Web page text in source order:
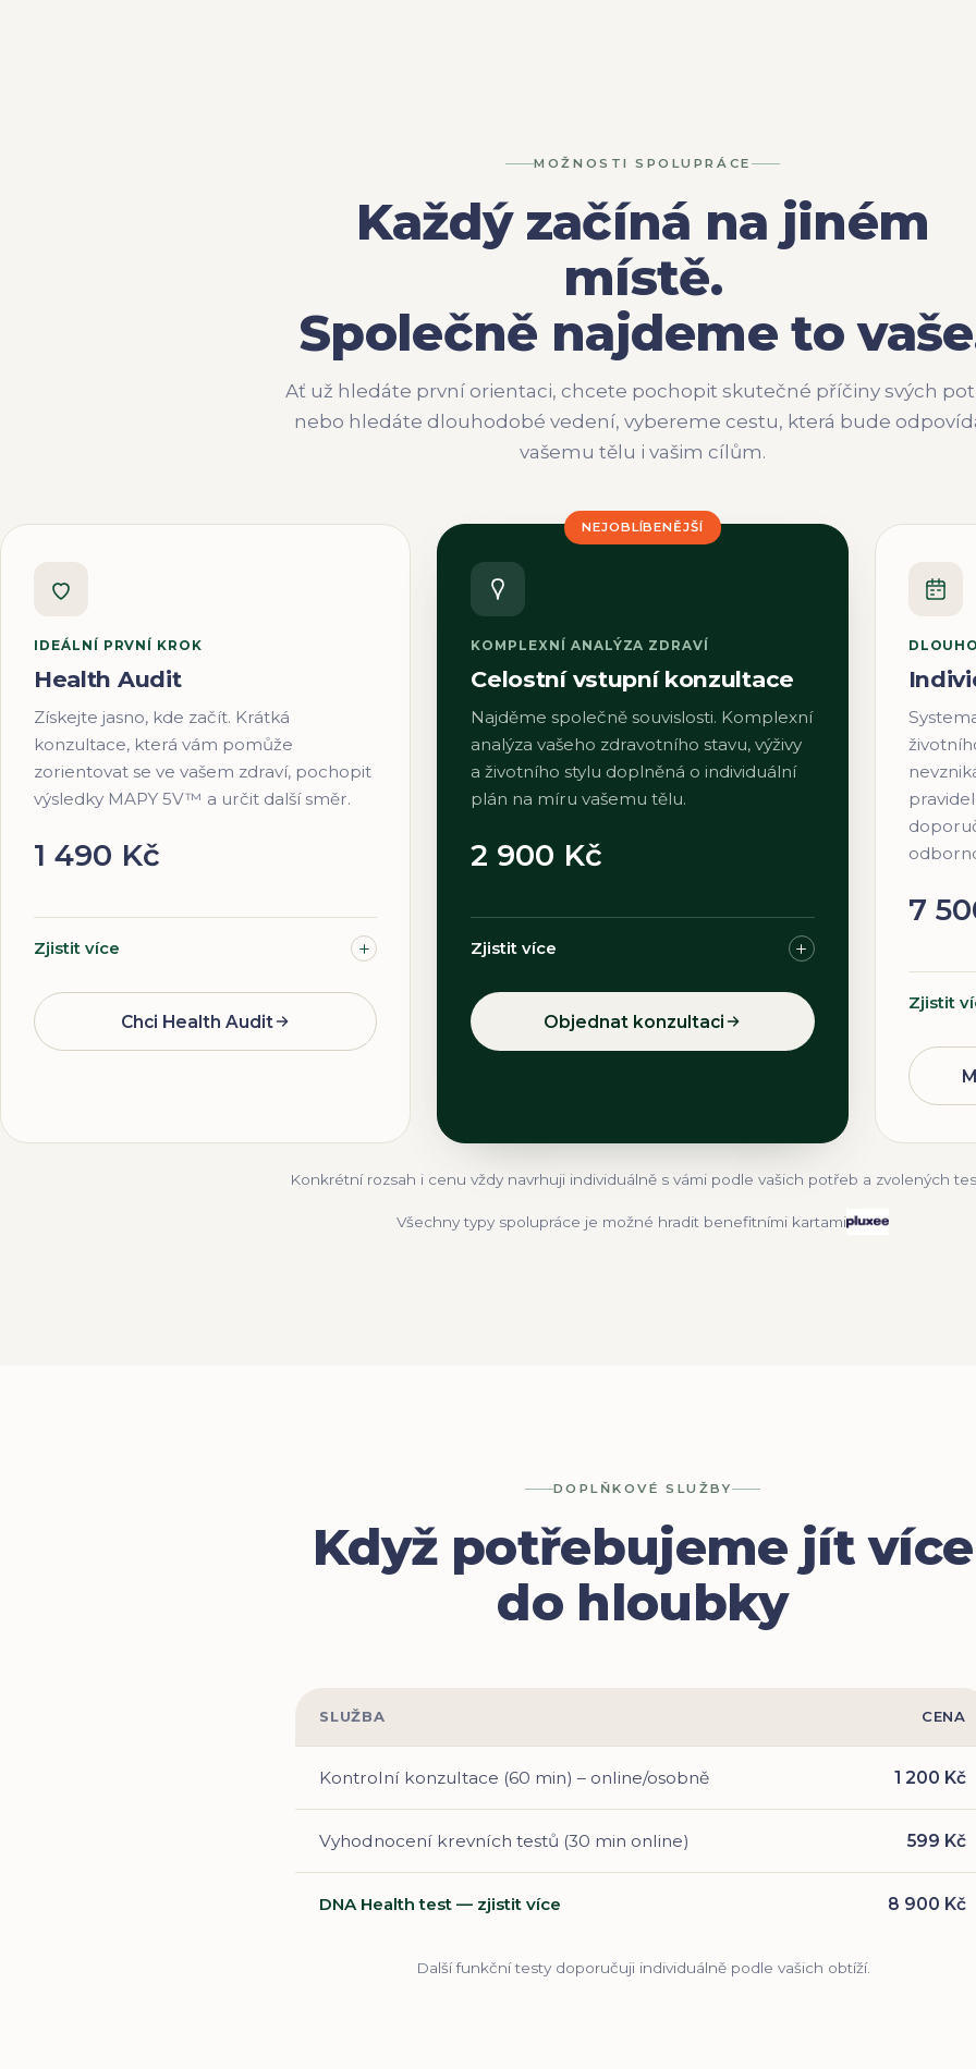
MOŽNOSTI SPOLUPRÁCE
Každý začíná na jiném
místě.
Společně najdeme to
Ať už hledáte první orientaci, chcete pochopit skutečné příčiny svých
nebo hledáte dlouhodobé vedení, vybereme cestu, která bude
vašemu tělu i vašim cílům.
IDEÁLNÍ PRVNÍ KROK
Health Audit
Získejte jasno, kde začít. Krátká
konzultace, která vám pomůže
zorientovat se ve vašem zdraví, pochopit
výsledky MAPY 5V™ a určit další směr.
1 490 Kč
Zjistit více
Chci Health Audit
NEJOBLÍBENĚJŠÍ
KOMPLEXNÍ ANALÝZA ZDRAVÍ
Celostní vstupní konzultace
Najděme společně souvislosti. Komplexní
analýza vašeho zdravotního stavu, výživy
a životního stylu doplněná o individuální
plán na míru vašemu tělu.
2 900 Kč
Zjistit více
Objednat konzultaci
7
Zjistit
Konkrétní rozsah i cenu vždy navrhuji individuálně s vámi podle vašich potřeb a zvolených
Všechny typy spolupráce je možné hradit benefitními kartami
DOPLŇKOVÉ SLUŽBY
Když potřebujeme jít více
do hloubky
SLUŽBA CENA
Kontrolní konzultace (60 min) – online/osobně 1 200 Kč
Vyhodnocení krevních testů (30 min online) 599 Kč
DNA Health test — zjistit více 8 900 Kč
Další funkční testy doporučuji individuálně podle vašich obtíží.